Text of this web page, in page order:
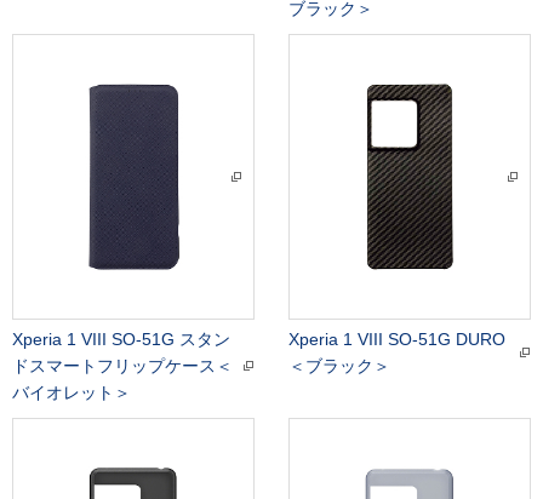
ブラック＞
Xperia 1 VIII SO-51G スタン
ドスマートフリップケース＜
バイオレット＞
Xperia 1 VIII SO-51G DURO
＜ブラック＞